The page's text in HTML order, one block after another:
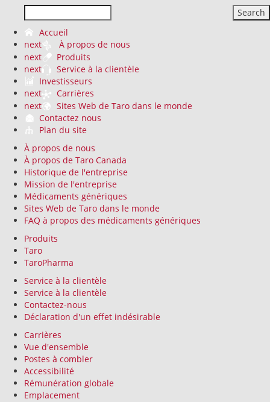
Accueil
next
À propos de nous
next
Produits
next
Service à la clientèle
Investisseurs
next
Carrières
next
Sites Web de Taro dans le monde
Contactez nous
Plan du site
À propos de nous
À propos de Taro Canada
Historique de l'entreprise
Mission de l'entreprise
Médicaments génériques
Sites Web de Taro dans le monde
FAQ à propos des médicaments génériques
Produits
Taro
TaroPharma
Service à la clientèle
Service à la clientèle
Contactez-nous
Déclaration d'un effet indésirable
Carrières
Vue d'ensemble
Postes à combler
Accessibilité
Rémunération globale
Emplacement